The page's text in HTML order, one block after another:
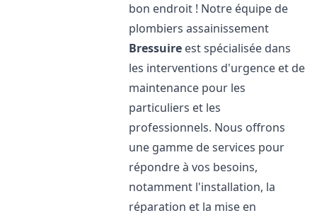
bon endroit ! Notre équipe de
plombiers assainissement
Bressuire est spécialisée dans
les interventions d'urgence et de
maintenance pour les
particuliers et les
professionnels. Nous offrons
une gamme de services pour
répondre à vos besoins,
notamment l'installation, la
réparation et la mise en